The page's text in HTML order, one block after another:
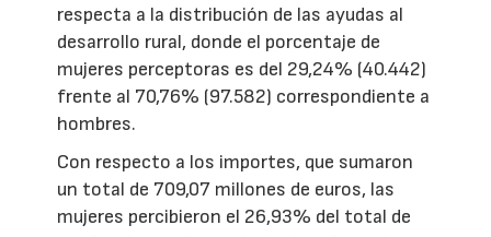
respecta a la distribución de las ayudas al
desarrollo rural, donde el porcentaje de
mujeres perceptoras es del 29,24% (40.442)
frente al 70,76% (97.582) correspondiente a
hombres.
Con respecto a los importes, que sumaron
un total de 709,07 millones de euros, las
mujeres percibieron el 26,93% del total de